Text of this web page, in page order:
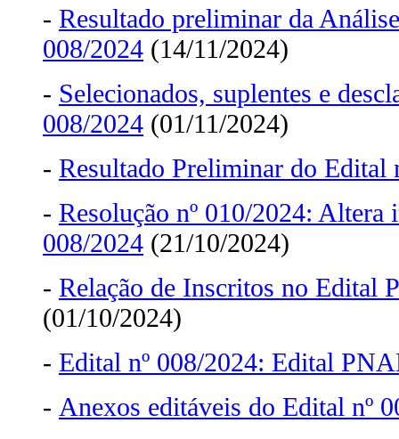
- Resultado preliminar da
008/2024 (14/11/2024)
- Selecionados, suplentes e
008/2024 (01/11/2024)
- Resultado Preliminar do Edital
- Resolução nº 010/2024: Altera
008/2024 (21/10/2024)
- Relação de Inscritos no Edital
(01/10/2024)
- Edital nº 008/2024: Edital
- Anexos editáveis do Edital nº